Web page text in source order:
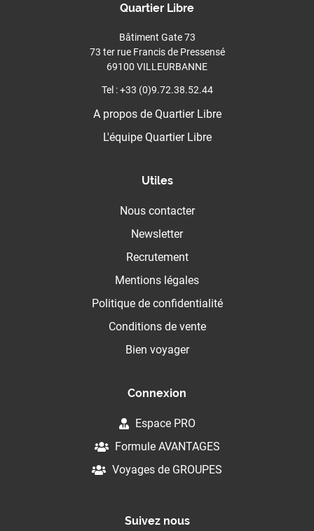
Quartier Libre
Bâtiment Gate 73
73 ter rue Francis de Pressensé
69100 VILLEURBANNE
Tel : +33 (0)9.72.38.52.44
A propos de Quartier Libre
L'équipe Quartier Libre
Utiles
Nous contacter
Newsletter
Recrutement
Mentions légales
Politique de confidentialité
Conditions de vente
Bien voyager
Connexion
Espace PRO
Formule AVANTAGES
Voyages de GROUPES
Suivez nous